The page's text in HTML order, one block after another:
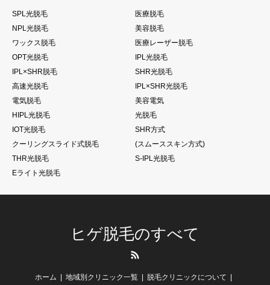
SPL光脱毛
医療脱毛
NPL光脱毛
美容脱毛
ワックス脱毛
医療レーザー脱毛
OPT光脱毛
IPL光脱毛
IPL×SHR脱毛
SHR光脱毛
高速光脱毛
IPL×SHR光脱毛
電気脱毛
美容電気
HIPL光脱毛
光脱毛
IOT光脱毛
SHR方式
クーリングスライド式脱毛
(スムーススキン方式)
THR光脱毛
S-IPL光脱毛
Eライト光脱毛
ヒゲ脱毛のすべて
ホーム 地域別クリニック一覧 脱毛クリニックについて